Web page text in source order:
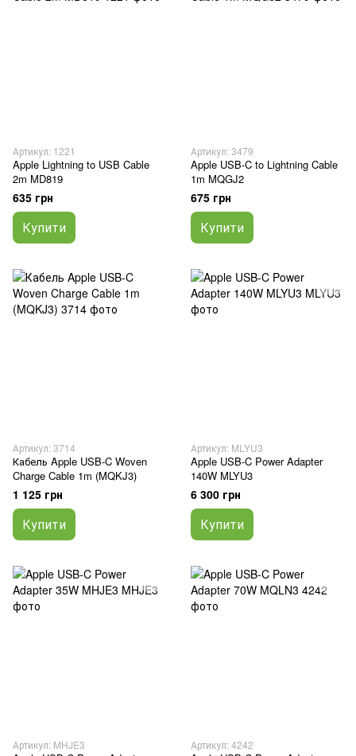
Артикул: 1221
Apple Lightning to USB Cable
2m MD819
635 грн
Купити
Артикул: 3479
Apple USB-C to Lightning Cable
1m MQGJ2
675 грн
Купити
Артикул: 3714
Кабель Apple USB-C Woven
Charge Cable 1m (MQKJ3)
1 125 грн
Купити
Артикул: MLYU3
Apple USB-C Power Adapter
140W MLYU3
6 300 грн
Купити
Артикул: MHJE3 Артикул: 4242